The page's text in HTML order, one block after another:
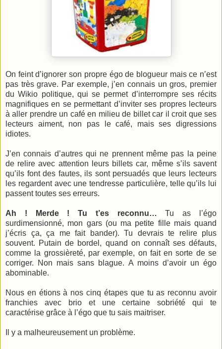
On feint d’ignorer son propre égo de blogueur mais ce n’est
pas très grave. Par exemple, j’en connais un gros, premier
du Wikio politique, qui se permet d’interrompre ses récits
magnifiques en se permettant d’inviter ses propres lecteurs
à aller prendre un café en milieu de billet car il croit que ses
lecteurs aiment, non pas le café, mais ses digressions
idiotes.
J’en connais d’autres qui ne prennent même pas la peine
de relire avec attention leurs billets car, même s’ils savent
qu’ils font des fautes, ils sont persuadés que leurs lecteurs
les regardent avec une tendresse particulière, telle qu’ils lui
passent toutes ses erreurs.
Ah ! Merde ! Tu t’es reconnu… Tu as l’égo
surdimensionné, mon gars (ou ma petite fille mais quand
j’écris ça, ça me fait bander). Tu devrais te relire plus
souvent. Putain de bordel, quand on connaît ses défauts,
comme la grossièreté, par exemple, on fait en sorte de se
corriger. Non mais sans blague. A moins d’avoir un égo
abominable.
Nous en étions à nos cinq étapes que tu as reconnu avoir
franchies avec brio et une certaine sobriété qui te
caractérise grâce à l’égo que tu sais maitriser.
Il y a malheureusement un problème.